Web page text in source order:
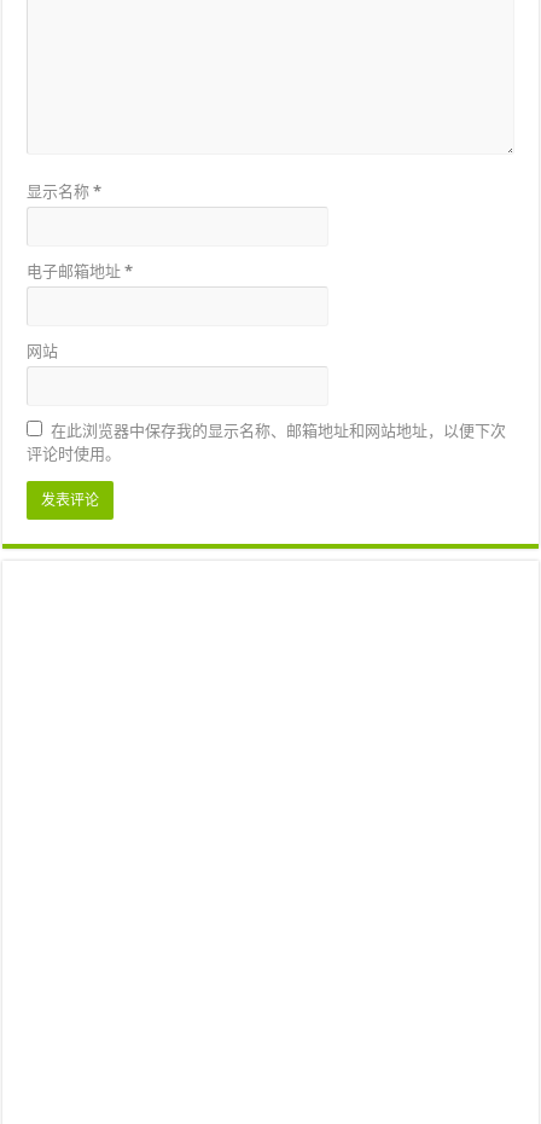
显示名称*
电子邮箱地址*
网站
在此浏览器中保存我的显示名称、邮箱地址和网站地址，以便下次
评论时使用。